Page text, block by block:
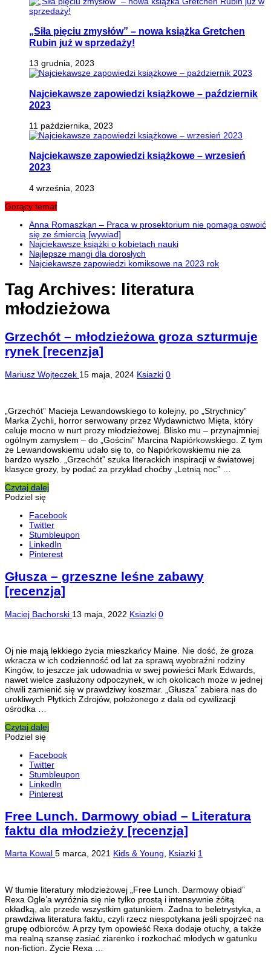
„Siła pięciu zmysłów” – nowa książka Gretchen
Rubin już w sprzedaży!
13 grudnia, 2023
Najciekawsze zapowiedzi książkowe – październik
2023
11 października, 2023
Najciekawsze zapowiedzi książkowe – wrzesień
2023
4 września, 2023
Gorący temat
Anna Romaszkan – Praca w prosektorium nie pomaga oswoić
się ze śmiercią [wywiad]
Najciekawsze książki o kobietach nauki
Najlepsze mangi dla dorosłych
Najciekawsze zapowiedzi komiksowe na 2023 rok
Tag Archives: literatura
młodzieżowa
Grzechót – młodzieżowa groza szturmuje
rynek [recenzja]
Mariusz Wojteczek 15 maja, 2024 Ksiazki 0
„Grzechót” Macieja Lewandowskiego to kolejny, po „Strychnicy”
Marka Zychli, horror serwowany przez Wydawnictwo Mięta, który
celuje mocno w nurt prozy młodzieżowej. Blisko mu – przynajmniej
ogólnym zamysłem – do „Gościni” Marcina Napiórkowskiego. Z tym
że Lewandowskiemu udało się to, co Napiórkowskiemu nie za
bardzo wyszło. „Grzechót” szuka literackich inspiracji w światowej
klasyce grozy, by podać za przykład choćby „Letnią noc” …
Czytaj dalej
Podziel się
Facebook
Twitter
Stumbleupon
LinkedIn
Pinterest
Głusza – grzeszne leśne zabawy
[recenzja]
Maciej Bachorski 13 maja, 2022 Ksiazki 0
Oj nie mają lekkiego życia mieszkańcy Maine. Nie dość, że groza
wkracza w ich codzienność od lat za sprawą wyobraźni rodziny
Kingów, to jeszcze jak udowadnia w swej powieści Mark Edwards,
nawet wielce zasłużony odpoczynek, w ich okolicach może w jednej
chwili zamienić się w prawdziwy koszmar. „Głusza” zabiera nas do
urokliwych Płytkich Zdrojów, położonego z dala od cywilizacji
ośrodka …
Czytaj dalej
Podziel się
Facebook
Twitter
Stumbleupon
LinkedIn
Pinterest
Free Lunch. Darmowy obiad – Literatura
faktu dla młodzieży [recenzja]
Marta Kowal 5 marca, 2021 Kids & Young, Ksiazki 1
W tłumie literatury młodzieżowej „Free Lunch. Darmowy obiad”
Rexa Ogle’a wyróżnia się nie tylko prostą i intensywnie żółtą
okładką, ale przede wszystkim gatunkiem. Żadna to beletrystyka, a
prawdziwa literatura faktu, czyli rzecz niespotykana jeśli spojrzeć na
grupę odbiorców. A przy tym opowieść Rexa dodaje otuchy, a także
ma realną szansę zasiać ziarenko i rozkochać młodych w gatunku
non-fiction. Życie Rexa …